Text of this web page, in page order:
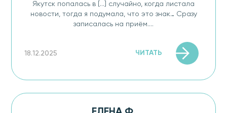
Якутск попалась в [...] случайно, когда листала
новости, тогда я подумала, что это знак… Сразу
записалась на приём....
18.12.2025 ЧИТАТЬ